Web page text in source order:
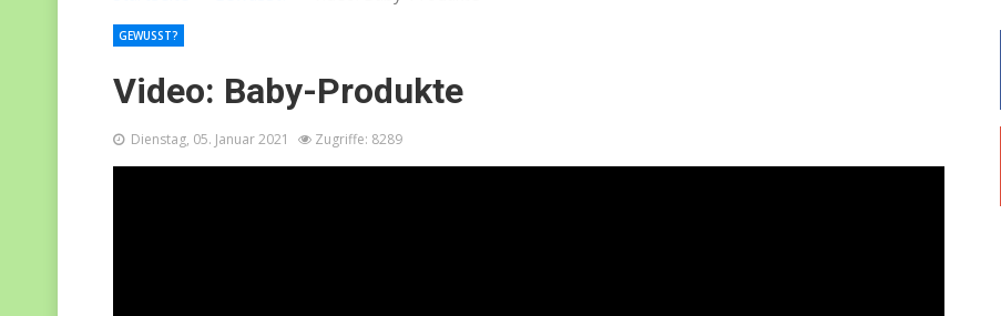
Video: Baby-Produkte
GEWUSST?
Dienstag, 05. Januar 2021 Zugriffe: 8289